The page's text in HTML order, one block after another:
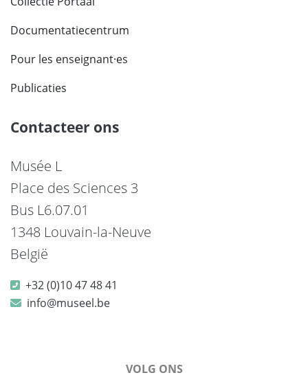
Documentatiecentrum
Pour les enseignant·es
Publicaties
Contacteer ons
Musée L
Place des Sciences 3
Bus L6.07.01
1348 Louvain-la-Neuve
België
+32 (0)10 47 48 41
info@museel.be
VOLG ONS